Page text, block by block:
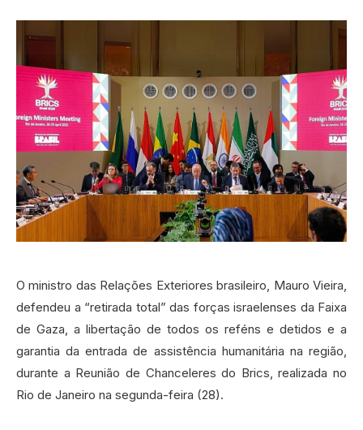
O ministro das Relações Exteriores brasileiro, Mauro Vieira,
defendeu a “retirada total” das forças israelenses da Faixa
de Gaza, a libertação de todos os reféns e detidos e a
garantia da entrada de assistência humanitária na região,
durante a Reunião de Chanceleres do Brics, realizada no
Rio de Janeiro na segunda-feira (28).